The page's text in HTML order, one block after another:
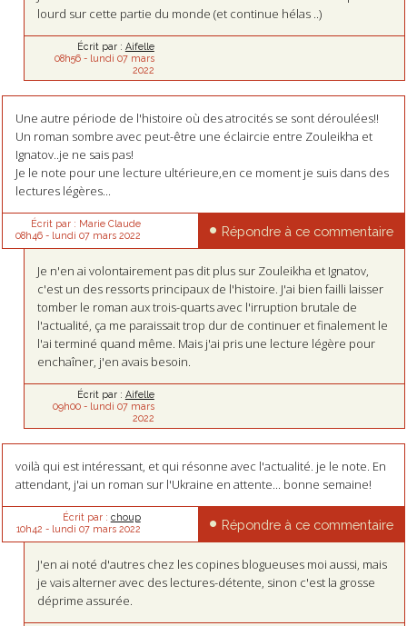
lourd sur cette partie du monde (et continue hélas ..)
Écrit par : Aifelle
08h56- lundi 07 mars
2022
Une autre période de l'histoire où des atrocités se sont déroulées!!
Un roman sombre avec peut-être une éclaircie entre Zouleikha et
Ignatov..je ne sais pas!
Je le note pour une lecture ultérieure,en ce moment je suis dans des
lectures légères...
Écrit par : Marie Claude
08h46- lundi 07 mars 2022 Répondre à ce commentaire
Je n'en ai volontairement pas dit plus sur Zouleikha et Ignatov,
c'est un des ressorts principaux de l'histoire. J'ai bien failli laisser
tomber le roman aux trois-quarts avec l'irruption brutale de
l'actualité, ça me paraissait trop dur de continuer et finalement le
l'ai terminé quand même. Mais j'ai pris une lecture légère pour
enchaîner, j'en avais besoin.
Écrit par : Aifelle
09h00- lundi 07 mars
2022
voilà qui est intéressant, et qui résonne avec l'actualité. je le note. En
attendant, j'ai un roman sur l'Ukraine en attente... bonne semaine!
Écrit par : choup
10h42 - lundi 07 mars 2022 Répondre à ce commentaire
J'en ai noté d'autres chez les copines blogueuses moi aussi, mais
je vais alterner avec des lectures-détente, sinon c'est la grosse
déprime assurée.